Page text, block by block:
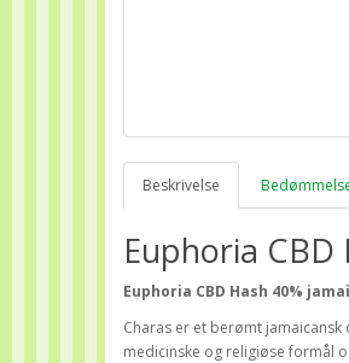
Beskrivelse
Euphoria CBD
Euphoria CBD Hash 40%
Charas er et berømt
medicinske og religiøse formål